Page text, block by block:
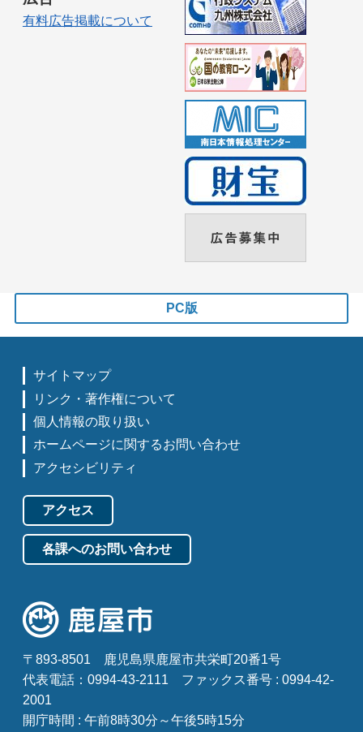
有料広告掲載について
PC版
サイトマップ
リンク・著作権について
個人情報の取り扱い
ホームページに関するお問い合わせ
アクセシビリティ
アクセス
各課へのお問い合わせ
〒893-8501
鹿児島県鹿屋市共栄町20番1号
代表電話：0994-43-2111
ファックス番号 : 0994-42-
2001
開庁時間 : 午前8時30分～午後5時15分